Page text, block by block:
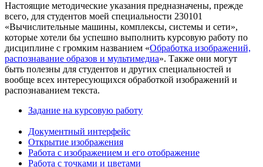
Настоящие методические указания предназначены, прежде
всего, для студентов моей специальности 230101
«Вычислительные машины, комплексы, системы и сети»,
которые хотели бы успешно выполнить курсовую работу по
дисциплине с громким названием «Обработка изображений,
распознавание образов и мультимедиа». Также они могут
быть полезны для студентов и других специальностей и
вообще всех интересующихся обработкой изображений и
распознаванием текста.
Задание на курсовую работу
Документный интерфейс
Открытие изображения
Работа с изображением и его отображение
Работа с точками и цветами